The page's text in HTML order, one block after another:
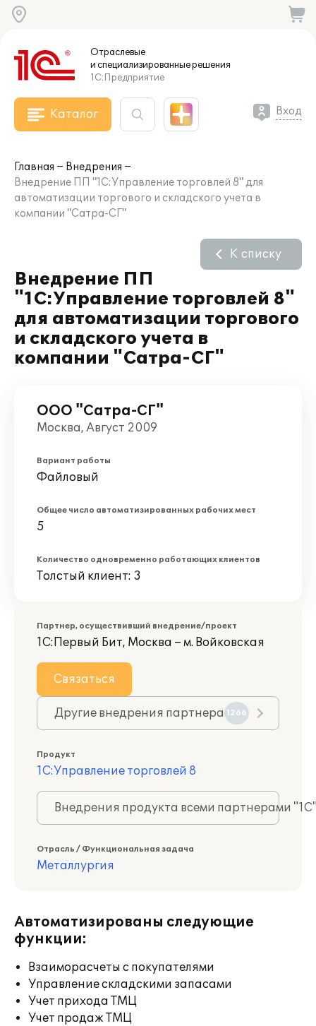
Отраслевые
и специализированныерешения
1С:Предприятие
Каталог Вход
Главная
Внедрения
Внедрение ПП "1С:Управление торговлей 8" для
автоматизации торгового и складского учета в
компании "Сатра-СГ"
Внедрение ПП
"1С:Управление торговлей 8"
для автоматизации торгового
и складского учета в
компании "Сатра-СГ"
К списку
ООО "Сатра-СГ"
Москва, Август 2009
Вариант работы
Файловый
Общее число автоматизированных рабочих мест
5
Количество одновременно работающих клиентов
Толстый клиент: 3
Партнер, осуществивший внедрение/проект
1С:Первый Бит, Москва – м. Войковская
Связаться
Другие внедрения партнера 1266
Продукт
1С:Управление торговлей 8
Внедрения продукта всеми партнерами
Отрасль / Функциональная задача
Металлургия
Автоматизированы следующие
функции:
Взаиморасчеты с покупателями
Управление складскими запасами
Учет прихода ТМЦ
Учет продаж ТМЦ